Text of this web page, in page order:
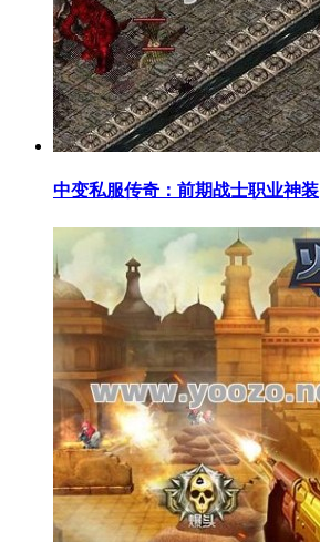
中变私服传奇：前期战士职业神装